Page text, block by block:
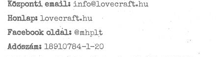
Központi email: info@lovecraft.hu
Honlap: lovecraft.hu
Facebook oldal: @mhplt
Adószám: 18910784-1-20